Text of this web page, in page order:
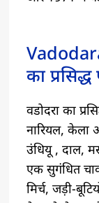
का
वडोदरा का
नारियल, केला
उंधियू , दाल,
एक सुगंधित
मिर्च, जड़ी-